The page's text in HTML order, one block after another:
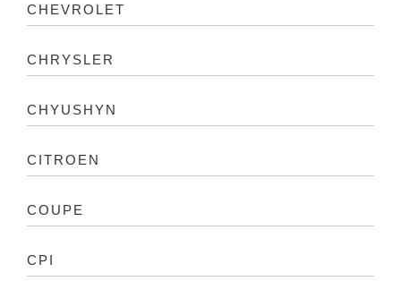
CHEVROLET
CHRYSLER
CHYUSHYN
CITROEN
COUPE
CPI